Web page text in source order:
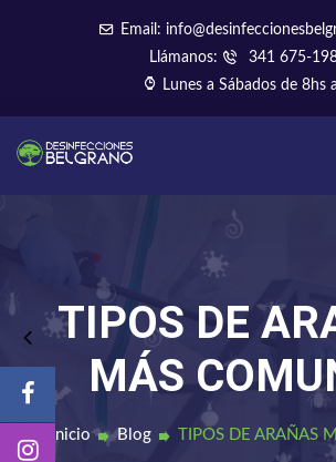
Email:
Llámanos:
341 675-
Lunes a Sábados de 8hs
TIPOS DE
MÁS
Inicio Blog TIPOS DE ARAÑAS